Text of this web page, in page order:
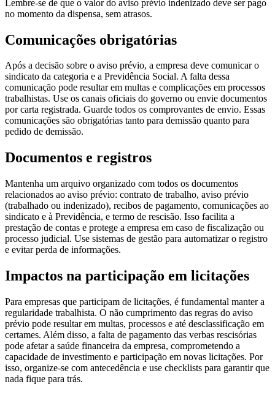
Lembre-se de que o valor do aviso prévio indenizado deve ser pago
no momento da dispensa, sem atrasos.
Comunicações obrigatórias
Após a decisão sobre o aviso prévio, a empresa deve comunicar o
sindicato da categoria e a Previdência Social. A falta dessa
comunicação pode resultar em multas e complicações em processos
trabalhistas. Use os canais oficiais do governo ou envie documentos
por carta registrada. Guarde todos os comprovantes de envio. Essas
comunicações são obrigatórias tanto para demissão quanto para
pedido de demissão.
Documentos e registros
Mantenha um arquivo organizado com todos os documentos
relacionados ao aviso prévio: contrato de trabalho, aviso prévio
(trabalhado ou indenizado), recibos de pagamento, comunicações ao
sindicato e à Previdência, e termo de rescisão. Isso facilita a
prestação de contas e protege a empresa em caso de fiscalização ou
processo judicial. Use sistemas de gestão para automatizar o registro
e evitar perda de informações.
Impactos na participação em licitações
Para empresas que participam de licitações, é fundamental manter a
regularidade trabalhista. O não cumprimento das regras do aviso
prévio pode resultar em multas, processos e até desclassificação em
certames. Além disso, a falta de pagamento das verbas rescisórias
pode afetar a saúde financeira da empresa, comprometendo a
capacidade de investimento e participação em novas licitações. Por
isso, organize-se com antecedência e use checklists para garantir que
nada fique para trás.